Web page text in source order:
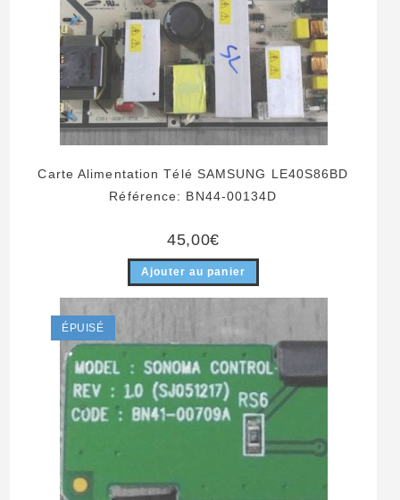
Carte Alimentation Télé SAMSUNG LE40S86BD
Référence: BN44-00134D
45,00€
Ajouter au panier
ÉPUISÉ